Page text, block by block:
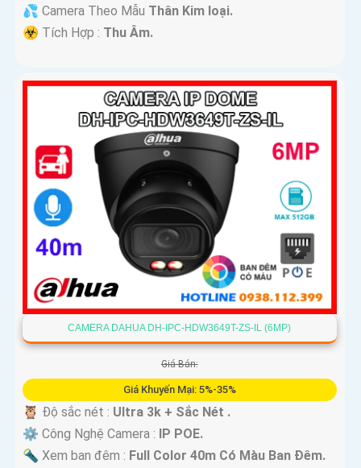
💦 Camera Theo Mẫu Thân Kim loại.
️☣️ Tích Hợp : Thu Âm.
CAMERA DAHUA DH-IPC-HDW3649T-ZS-IL (6MP)
Giá Bán:
Giá Khuyến Mại: 5%-35%
🦉 Độ sắc nét : Ultra 3k + Sắc Nét .
⚙ Công Nghệ Camera : IP POE.
🔦 Xem ban đêm : Full Color 40m Có Màu Ban Ðêm.